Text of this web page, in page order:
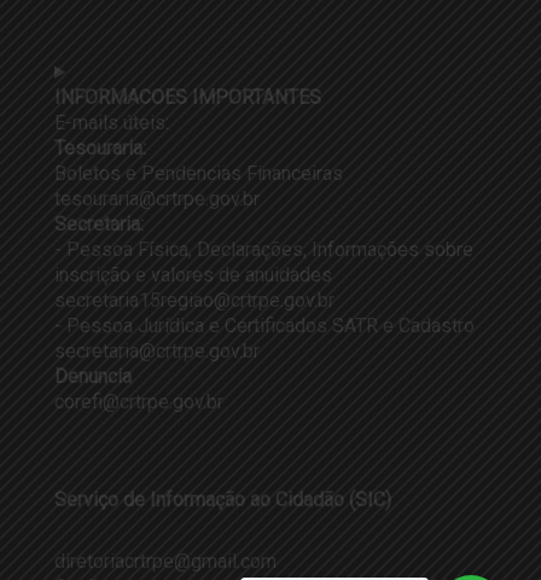
INFORMACOES IMPORTANTES
E-mails úteis:
Tesouraria:
Boletos e Pendencias Financeiras
tesouraria@crtrpe.gov.br
Secretaria:
- Pessoa Física, Declarações, Informações sobre
inscrição e valores de anuidades
secretaria15regiao@crtrpe.gov.br
- Pessoa Jurídica e Certificados SATR e Cadastro
secretaria@crtrpe.gov.br
Denuncia
corefi@crtrpe.gov.br
Serviço de Informação ao Cidadão (SIC)
diretoriacrtrpe@gmail.com